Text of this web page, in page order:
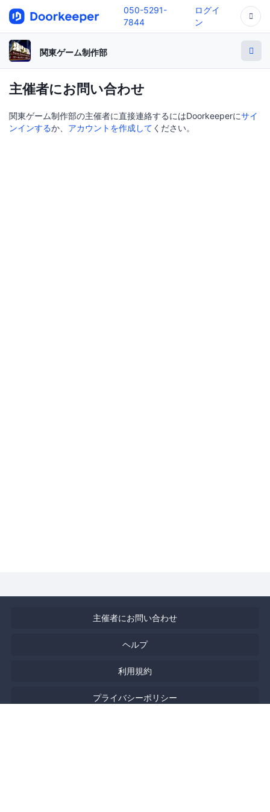
050-5291-
7844
ログイ
ン
関東ゲーム制作部
主催者にお問い合わせ
関東ゲーム制作部の主催者に直接連絡するにはDoorkeeperにサイ
ンインするか、 アカウントを作成して ください。
主催者にお問い合わせ
ヘルプ
利用規約
プライバシーポリシー